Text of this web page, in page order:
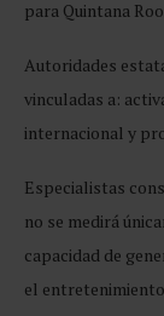
para Quintana
Autoridades
vinculadas a:
internacional y
Especialistas
no se medirá
capacidad de
el